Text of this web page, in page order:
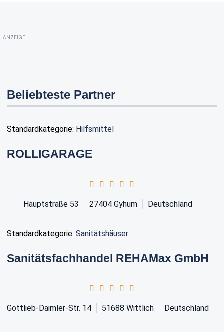
ANZEIGE
Beliebteste Partner
Standardkategorie: Hilfsmittel
ROLLIGARAGE
Hauptstraße 53 27404 Gyhum Deutschland
Standardkategorie: Sanitätshäuser
Sanitätsfachhandel REHAMax GmbH
Gottlieb-Daimler-Str. 14 51688 Wittlich Deutschland